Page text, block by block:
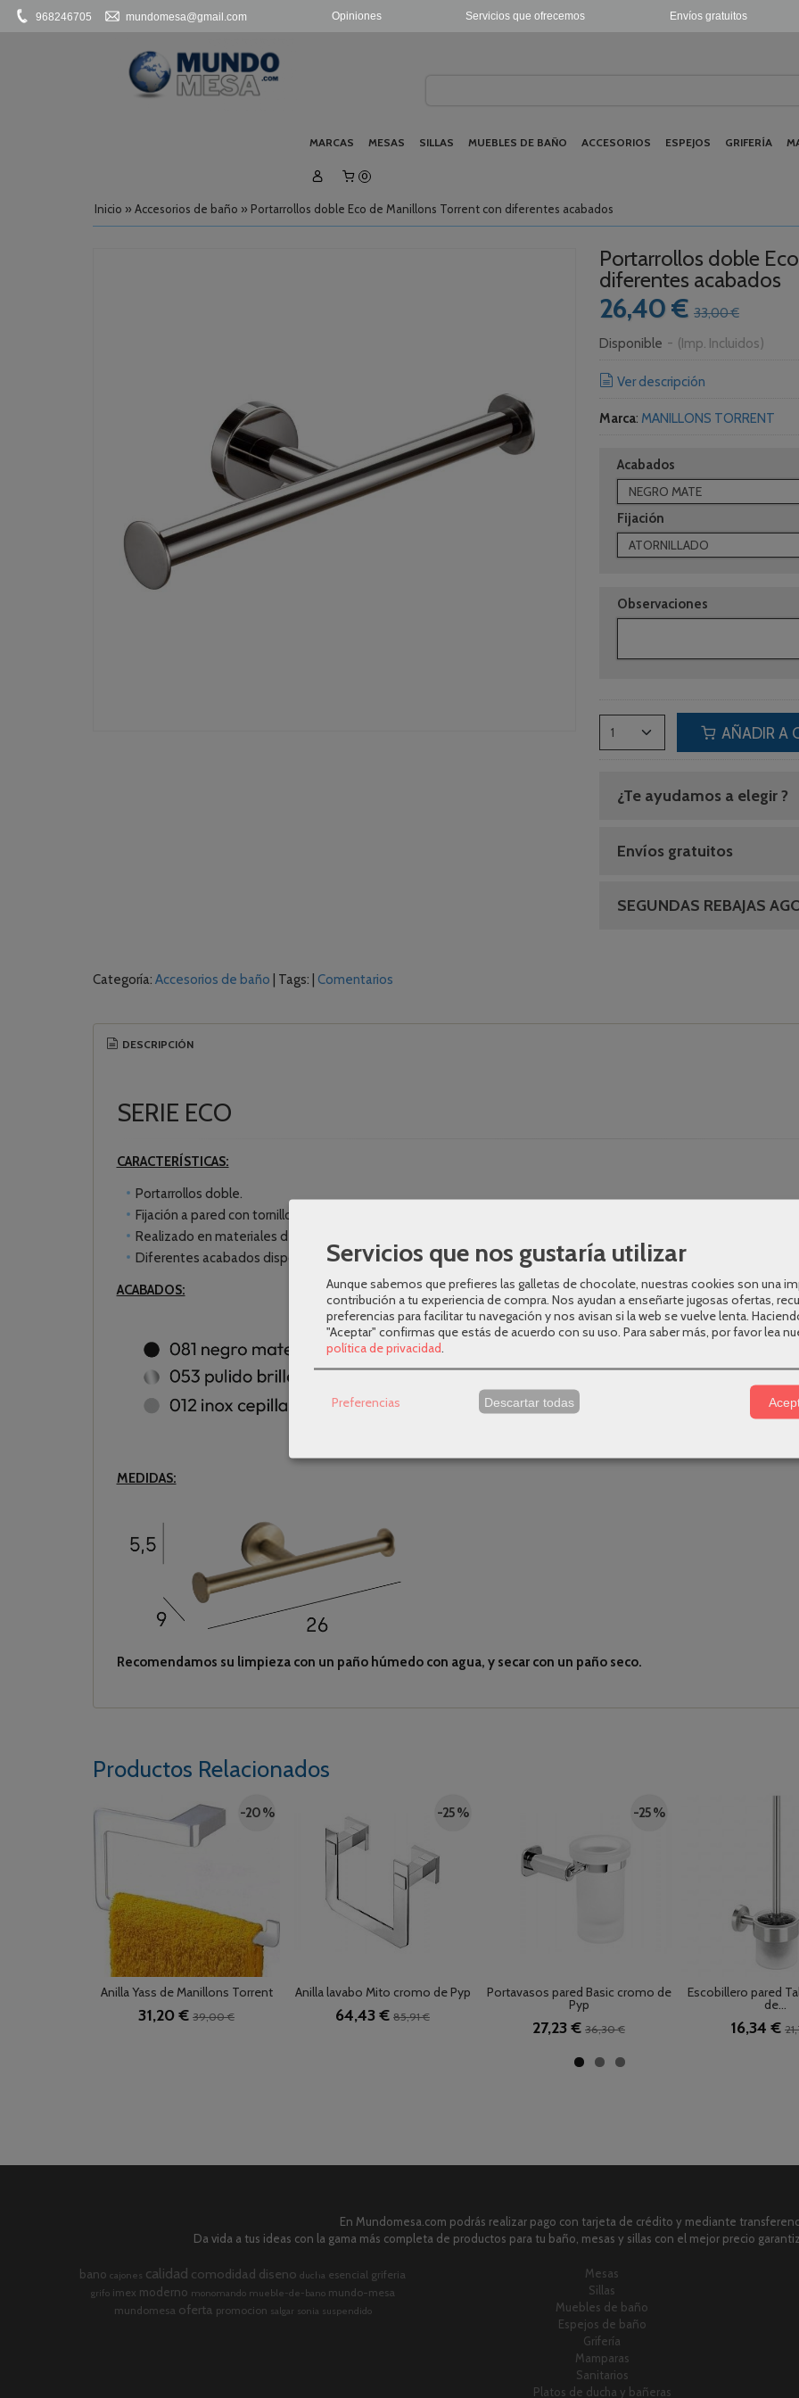
Envíos gratuitos
Servicios que ofrecemos
Opiniones
968246705 mundomesa@gmail.com
MARCAS MESAS SILLAS MUEBLES DE BAÑO ACCESORIOS ESPEJOS GRIFERÍA
0
Inicio » Accesorios de baño » Portarrollos doble Eco de Manillons Torrent con diferentes acabados
Portarrollos doble
diferentes acabados
26,40 € 33,00 €
Disponible - (Imp. Incluidos)
Ver descripción
Marca: MANILLONS TORRENT
Acabados
Fijación
Observaciones
AÑADIR A
¿Te ayudamos a elegir ?
Envíos gratuitos
SEGUNDAS REBAJAS
Categoría: Accesorios de baño Tags: Comentarios
DESCRIPCIÓN
SERIE ECO
CARACTERÍSTICAS:
Portarrollos doble.
Fijación a pared con tornillos o adhesivo.
Realizado en materiales de alta calidad para mantener su durabilidad en el baño.
Diferentes acabados disponibles.
ACABADOS:
MEDIDAS:
Recomendamos su limpieza con un paño húmedo con agua, y secar con un paño seco.
Productos Relacionados
-20 %
Anilla Yass de Manillons Torrent
31,20 € 39,00 €
-25 %
Anilla lavabo Mito cromo de Pyp
64,43 € 85,91 €
-25 %
Portavasos pared Basic cromo de
Pyp
27,23 € 36,30 €
Escobillero pared
de...
16,34 €
En Mundomesa.com podrás realizar pago con tarjeta de crédito y mediante
Da vida a tus ideas con la gama más completa de productos para tu baño, mesas y sillas con el mejor precio
bano cajones calidad comodidad diseno ducha esencial griferia
grifo imex moderno monomando mueble-de-bano mundo-mesa
mundomesa oferta promocion salgar sonia suspendido
Mesas
Sillas
Muebles de baño
Espejos de baño
Grifería
Mamparas
Sanitarios
Platos de ducha y bañeras
Servicios que nos gustaría utilizar
Aunque sabemos que prefieres las galletas de chocolate, nuestras cookies son una
contribución a tu experiencia de compra. Nos ayudan a enseñarte jugosas ofertas,
preferencias para facilitar tu navegación y nos avisan si la web se vuelve lenta.
"Aceptar" confirmas que estás de acuerdo con su uso. Para saber más, por favor lea
política de privacidad.
Preferencias Descartar todas